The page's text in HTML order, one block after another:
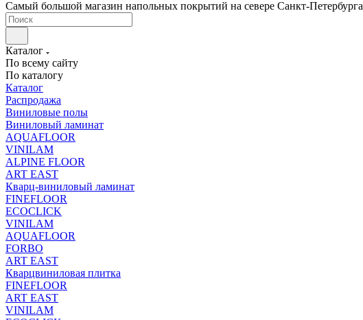
Самый большой магазин напольных покрытий на севере Санкт-Петербурга
Каталог
По всему сайту
По каталогу
Каталог
Распродажа
Виниловые полы
Виниловый ламинат
AQUAFLOOR
VINILAM
ALPINE FLOOR
ART EAST
Кварц-виниловый ламинат
FINEFLOOR
ECOCLICK
VINILAM
AQUAFLOOR
FORBO
ART EAST
Кварцвиниловая плитка
FINEFLOOR
ART EAST
VINILAM